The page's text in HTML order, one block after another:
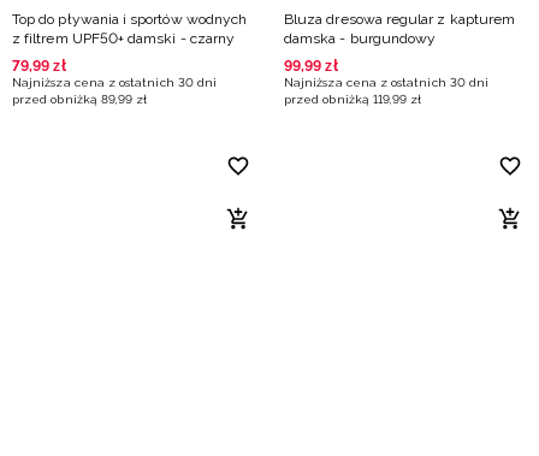
Top do pływania i sportów wodnych
z filtrem UPF50+ damski - czarny
79,99 zł
Najniższa cena z ostatnich 30 dni
przed obniżką 89,99 zł
Bluza dresowa regular z kapturem
damska - burgundowy
99,99 zł
Najniższa cena z ostatnich 30 dni
przed obniżką 119,99 zł